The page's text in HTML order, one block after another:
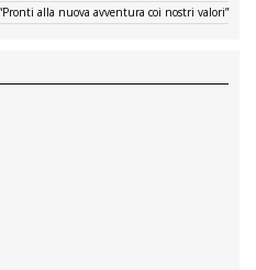
alla nuova avventura coi nostri valori”